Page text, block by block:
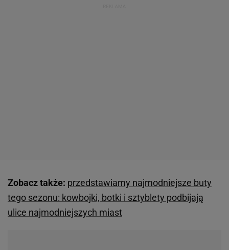
Zobacz także: przedstawiamy najmodniejsze buty
tego sezonu: kowbojki, botki i sztyblety podbijają
ulice najmodniejszych miast